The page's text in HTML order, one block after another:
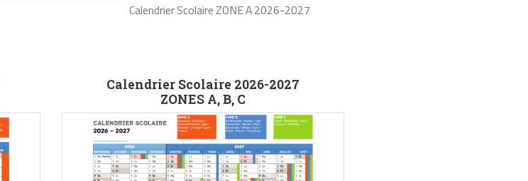
Calendrier Scolaire ZONE A 2026-2027
Calendrier Scolaire 2026-2027
ZONES A, B, C